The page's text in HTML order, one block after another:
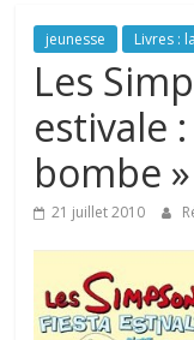
La
santé
toute
famille
jeunesse Livres :
Les
estivale :
bombe »
21 juillet 2010